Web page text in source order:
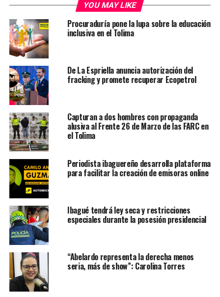
YOU MAY LIKE
Procuraduría pone la lupa sobre la educación
inclusiva en el Tolima
De La Espriella anuncia autorización del
fracking y promete recuperar Ecopetrol
Capturan a dos hombres con propaganda
alusiva al Frente 26 de Marzo de las FARC en
el Tolima
Periodista ibaguereño desarrolla plataforma
para facilitar la creación de emisoras online
Ibagué tendrá ley seca y restricciones
especiales durante la posesión presidencial
“Abelardo representa la derecha menos
seria, más de show”: Carolina Torres